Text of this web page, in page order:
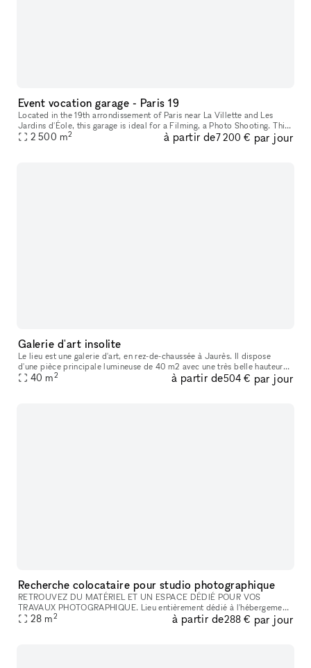
Event vocation garage - Paris 19
Located in the 19th arrondissement of Paris near La Villette and Les
Jardins d'Éole, this garage is ideal for a Filming, a Photo Shooting. This
space has 3 levels with a ground floor and two basemen
2 500 m2 à partir de7 200 € par jour
Galerie d'art insolite
Le lieu est une galerie d'art, en rez-de-chaussée à Jaurès. Il dispose
d'une pièce principale lumineuse de 40 m2 avec une très belle hauteur
sous plafond et poutres apparentes. Il est aménageable en
40 m2 à partir de504 € par jour
Recherche colocataire pour studio photographique
RETROUVEZ DU MATÉRIEL ET UN ESPACE DÉDIÉ POUR VOS
TRAVAUX PHOTOGRAPHIQUE. Lieu entièrement dédié à l'hébergement
d'ateliers artistiques situé à côté du Métro Hoche sur la ligne 5 du métro
28 m2 à partir de288 € par jour